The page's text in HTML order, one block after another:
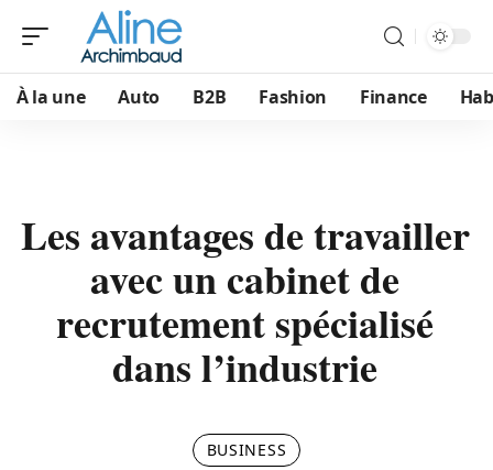
À la une Auto B2B Fashion Finance
Les avantages de travailler
avec un cabinet de
recrutement spécialisé
dans l’industrie
BUSINESS